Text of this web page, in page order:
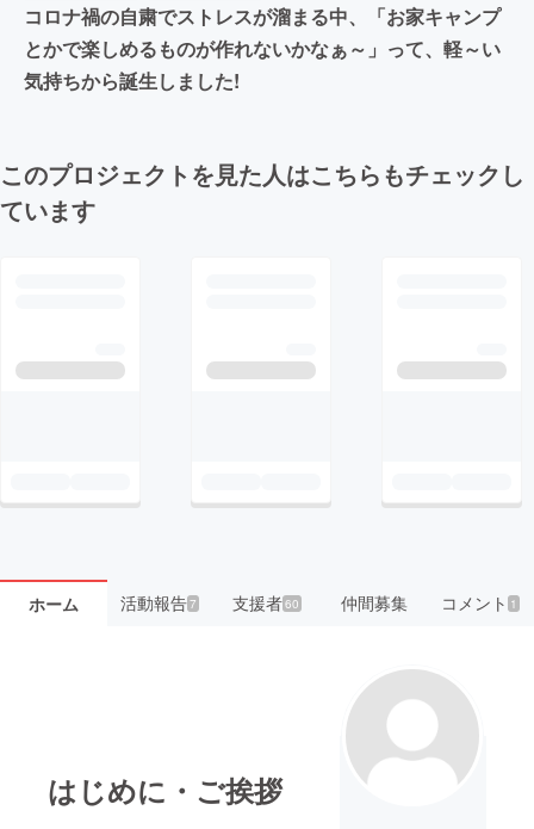
コロナ禍の自粛でストレスが溜まる中、「お家キャンプ
とかで楽しめるものが作れないかなぁ～」って、軽～い
気持ちから誕生しました!
このプロジェクトを見た人はこちらもチェックし
ています
ホーム 活動報告7 支援者60 仲間募集 コメント 1
はじめに・ご挨拶